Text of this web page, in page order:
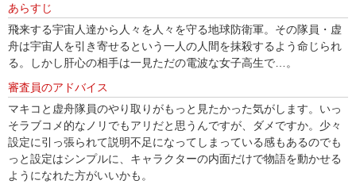
あらすじ
飛来する宇宙人達から人々を人々を守る地球防衛軍。その隊員・虚
舟は宇宙人を引き寄せるという一人の人間を抹殺するよう命じられ
る。しかし肝心の相手は一見ただの電波な女子高生で…。
審査員のアドバイス
マキコと虚舟隊員のやり取りがもっと見たかった気がします。いっ
そラブコメ的なノリでもアリだと思うんですが、ダメですか。少々
設定に引っ張られて説明不足になってしまっている感もあるのでも
っと設定はシンプルに、キャラクターの内面だけで物語を動かせる
ようになれた方がいいかも。